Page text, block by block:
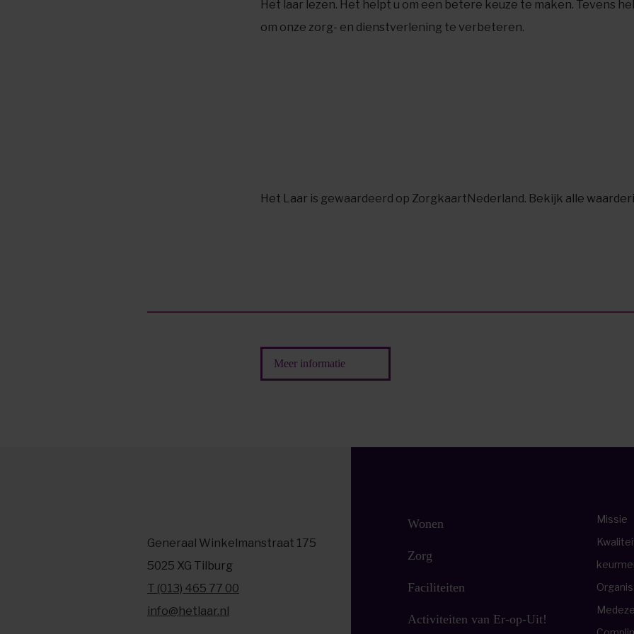
Het laar lezen. Het helpt u om een betere keuze te maken. Tevens
om onze zorg- en dienstverlening te verbeteren.
Het Laar is gewaardeerd op ZorgkaartNederland. Bekijk alle
Meer informatie
Generaal Winkelmanstraat 175
5025 XG Tilburg
T (013) 465 77 00
info@hetlaar.nl
Wonen
Zorg
Faciliteiten
Activiteiten van Er-op-Uit!
Missie